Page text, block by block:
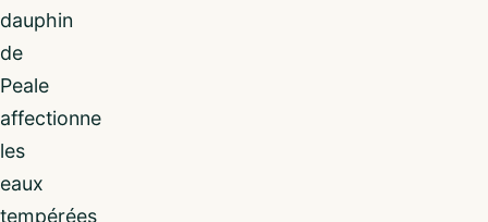
dauphin
de
Peale
affectionne
les
eaux
tempérées